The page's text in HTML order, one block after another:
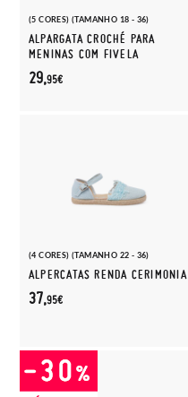
(5 CORES) (TAMANHO 18 - 36)
ALPARGATA CROCHÉ PARA
MENINAS COM FIVELA
29,95€
(4 CORES) (TAMANHO 22 - 36)
ALPERCATAS RENDA CERIMONIA
37,95€